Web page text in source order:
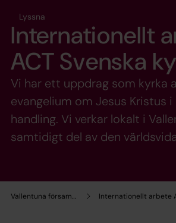
Vallentuna församling Internationellt arbete
Lyssna
Internationellt
ACT Svenska
Vi har ett uppdrag som kyrka
evangelium om Jesus Kristus
handling. Vi verkar lokalt i
samtidigt del av den